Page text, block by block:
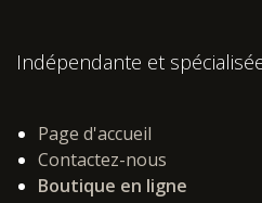
Indépendante et
Page d'accueil
Contactez-nous
Boutique en ligne